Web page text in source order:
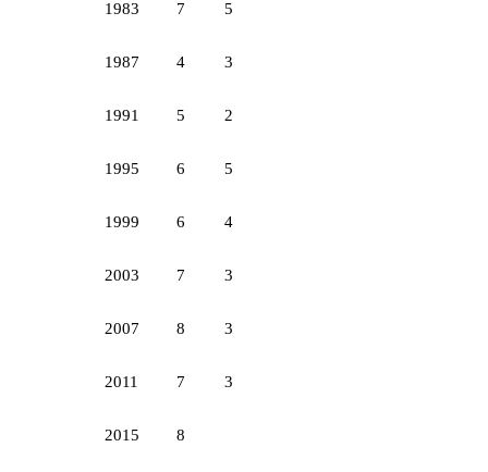
1983 7 5
1987 4 3
1991 5 2
1995 6 5
1999 6 4
2003 7 3
2007 8 3
2011 7 3
2015 8